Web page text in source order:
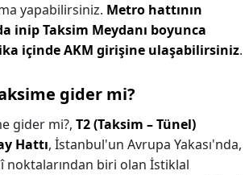
yapabilirsiniz. Metro hattının
inip Taksim Meydanı boyunca
içinde AKM girişine ulaşabilirsiniz.
gider mi?
gider mi?, T2 (Taksim – Tünel)
Hattı, İstanbul'un Avrupa Yakası'nda,
noktalarından biri olan İstiklal